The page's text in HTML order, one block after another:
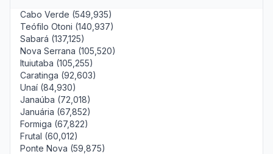
Cabo Verde (549,935)
Teófilo Otoni (140,937)
Sabará (137,125)
Nova Serrana (105,520)
Ituiutaba (105,255)
Caratinga (92,603)
Unaí (84,930)
Janaúba (72,018)
Januária (67,852)
Formiga (67,822)
Frutal (60,012)
Ponte Nova (59,875)